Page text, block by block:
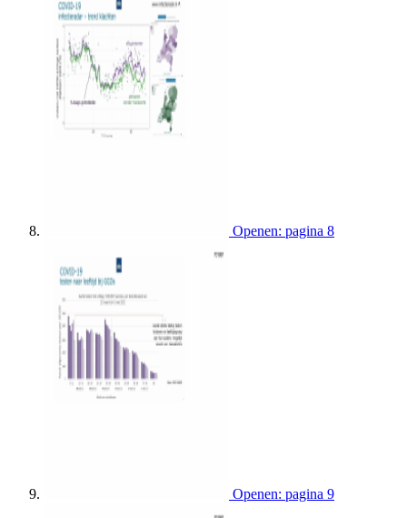
Openen: pagina 8
Openen: pagina 9